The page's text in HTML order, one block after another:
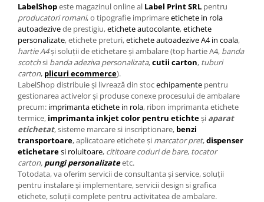
LabelShopeste magazinul online al Label Print SRL pentru
producatori romani, o tipografie imprimareetichete in rola
autoadezivede prestigiu,etichete autocolante,etichete
personalizate, etichete preturi,etichete autoadezive A4 in coala,
hartie A4și soluții de etichetare și ambalare (top hartie A4, banda
scotchsi banda adeziva personalizata,cutii carton, tuburi
carton, plicuri ecommerce).
LabelShop distribuie și livrează din stocechipamente pentru
gestionarea activelor și produse conexe procesului de ambalare
precum: imprimanta etichete in rola, ribon imprimanta etichete
termice, imprimanta inkjet color pentru etichteși aparat
etichetat, sisteme marcare si inscriptionare, benzi
transportoare, aplicatoare etichete și marcator pret,dispenser
etichetaresi roluitoare, cititoare coduri de bare, tocator
carton, pungi personalizateetc.
Totodata, va oferim servicii de consultanta și service, soluții
pentru instalare și implementare, servicii design si grafica
etichete, soluții complete pentru activitatea de ambalare.